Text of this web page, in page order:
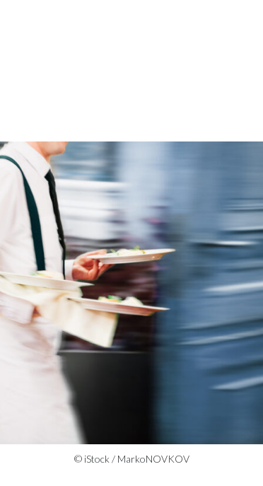
© iStock / MarkoNOVKOV